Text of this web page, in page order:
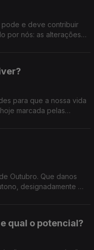
pode e deve contribuir
por nós: as alterações
para que a nossa vida
marcada pelas
Outubro. Que danos
designadamente na
qual o potencial?